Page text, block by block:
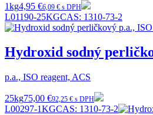
1kg4,95 €6,09 € s DPH
L01190-25KGCAS: 1310-73-2
Hydroxid sodný
p.a., ISO reagent, ACS
25kg75,00 €92,25 € s DPH
L00297-1KGCAS: 1310-73-2